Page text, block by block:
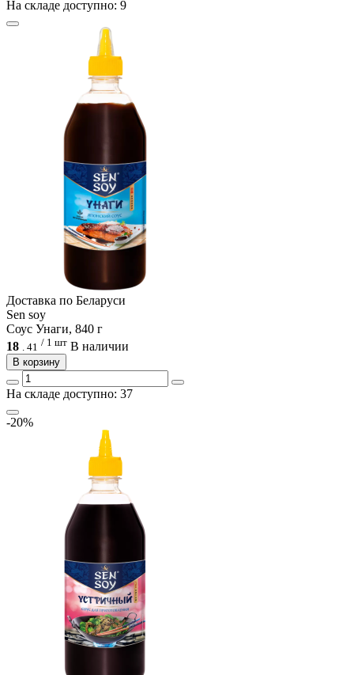
На складе доступно: 9
Доcтавка по Беларуси
Sen soy
Соус Унаги, 840 г
18 . 41 / 1 шт В наличии
В корзину
На складе доступно: 37
-20%